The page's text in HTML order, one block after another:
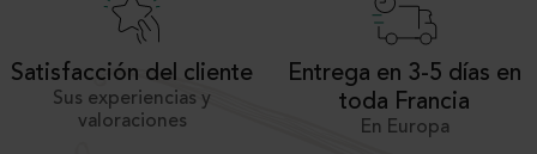
Satisfacción del cliente
Sus experiencias y
valoraciones
Entrega en 3-5 días en
toda Francia
En Europa